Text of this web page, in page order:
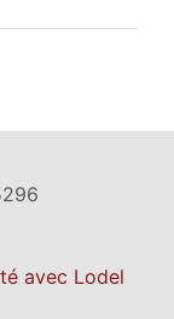
avec Lodel